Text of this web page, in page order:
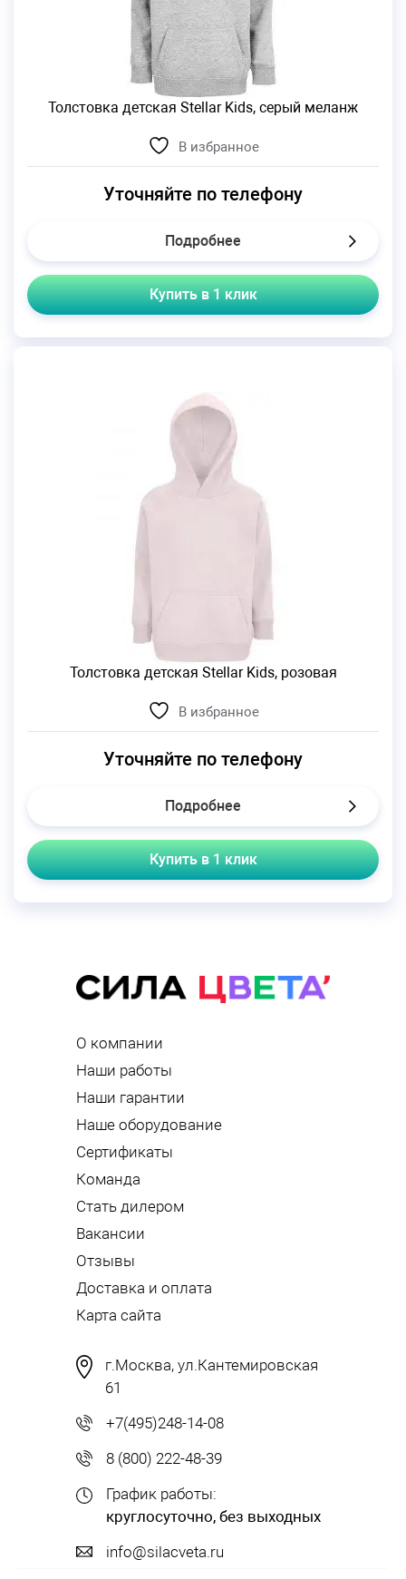
Толстовка детская Stellar Kids, серый меланж
В избранное
Уточняйте по телефону
Подробнее
Купить в 1 клик
Толстовка детская Stellar Kids, розовая
В избранное
Уточняйте по телефону
Подробнее
Купить в 1 клик
О компании
Наши работы
Наши гарантии
Наше оборудование
Сертификаты
Команда
Стать дилером
Вакансии
Отзывы
Доставка и оплата
Карта сайта
г.Москва, ул.Кантемировская
61
+7(495)248-14-08
8 (800) 222-48-39
График работы:
круглосуточно, без выходных
info@silacveta.ru